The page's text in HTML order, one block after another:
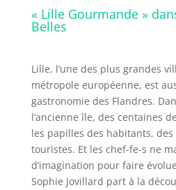
« Lille Gourmande »
Belles
Lille, l’une des plus grandes
métropole européenne, est
gastronomie des Flandres.
l’ancienne île, des centaines
les papilles des habitants,
touristes. Et les chef-fe-s ne
d’imagination pour faire
Sophie Jovillard part à la